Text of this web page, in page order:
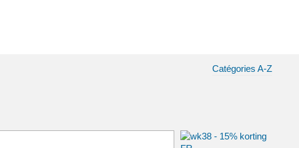
Catégories A-Z